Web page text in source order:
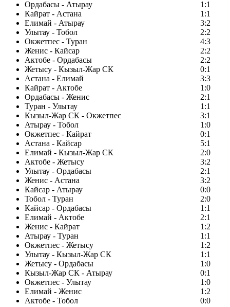
Ордабасы - Атырау
1:1
Кайрат - Астана
1:1
Елимай - Атырау
3:2
Улытау - Тобол
2:2
Окжетпес - Туран
4:3
Женис - Кайсар
2:2
Актобе - Ордабасы
2:2
Жетысу - Кызыл-Жар СК
0:1
Астана - Елимай
3:3
Кайрат - Актобе
1:0
Ордабасы - Женис
2:1
Туран - Улытау
1:1
Кызыл-Жар СК - Окжетпес
3:1
Атырау - Тобол
1:0
Окжетпес - Кайрат
0:1
Астана - Кайсар
5:1
Елимай - Кызыл-Жар СК
2:0
Актобе - Жетысу
3:2
Улытау - Ордабасы
2:1
Женис - Астана
3:2
Кайсар - Атырау
0:0
Тобол - Туран
2:0
Кайсар - Ордабасы
1:1
Елимай - Актобе
2:1
Женис - Кайрат
1:2
Атырау - Туран
1:1
Окжетпес - Жетысу
1:2
Улытау - Кызыл-Жар СК
1:1
Жетысу - Ордабасы
1:0
Кызыл-Жар СК - Атырау
0:1
Окжетпес - Улытау
1:0
Елимай - Женис
1:2
Актобе - Тобол
0:0